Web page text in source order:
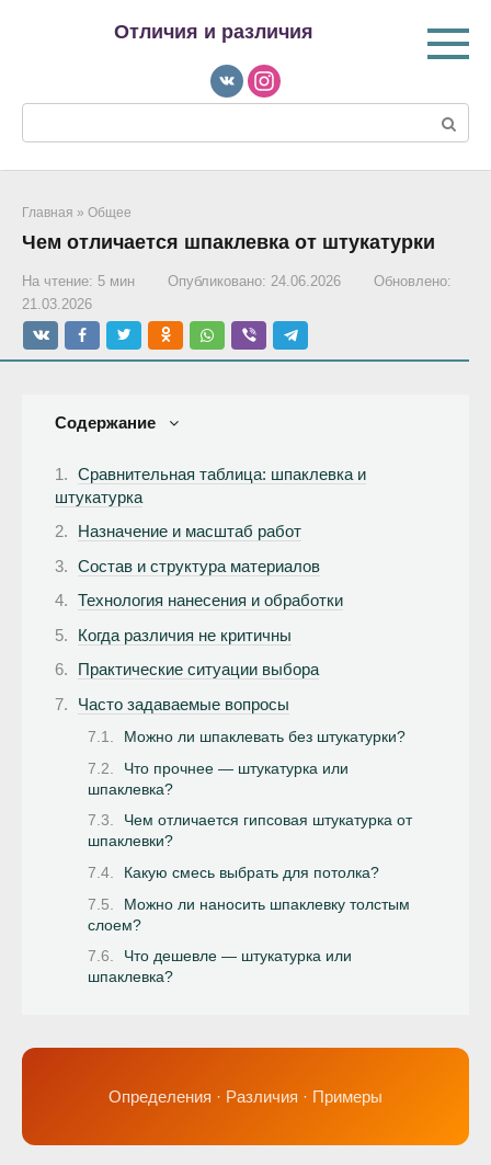
Отличия и различия
Главная » Общее
Чем отличается шпаклевка от штукатурки
На чтение: 5 мин Опубликовано: 24.06.2026
Обновлено:
21.03.2026
Содержание
Сравнительная таблица: шпаклевка и
штукатурка
Назначение и масштаб работ
Состав и структура материалов
Технология нанесения и обработки
Когда различия не критичны
Практические ситуации выбора
Часто задаваемые вопросы
Можно ли шпаклевать без штукатурки?
Что прочнее — штукатурка или
шпаклевка?
Чем отличается гипсовая штукатурка от
шпаклевки?
Какую смесь выбрать для потолка?
Можно ли наносить шпаклевку толстым
слоем?
Что дешевле — штукатурка или
шпаклевка?
Определения · Различия · Примеры